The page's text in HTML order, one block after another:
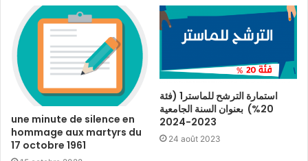
une minute de silence en
hommage aux martyrs du
17 octobre 1961
استمارة الترشح للماستر1 (فئة
20%) بعنوان السنة الجامعية
2023-2024
24 août 2023